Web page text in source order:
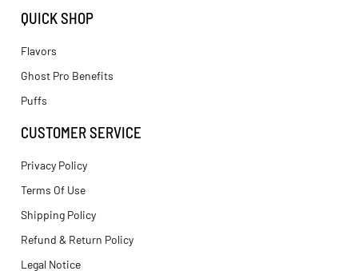
QUICK SHOP
Flavors
Ghost Pro Benefits
Puffs
CUSTOMER SERVICE
Privacy Policy
Terms Of Use
Shipping Policy
Refund & Return Policy
Legal Notice